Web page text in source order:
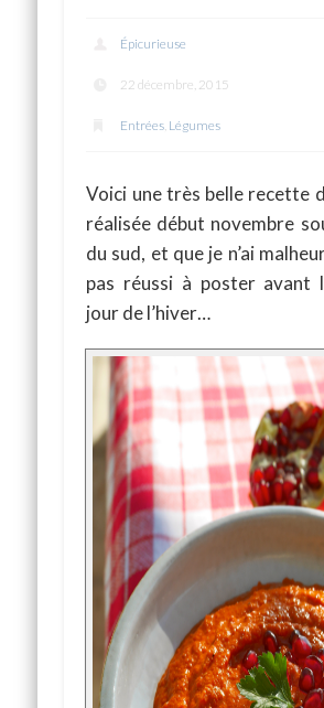
Épicurieuse
22 décembre, 2015
Entrées, Légumes
Voici une très belle recette
réalisée début novembre
du sud, et que je n’ai
pas réussi à poster avant
jour de l’hiver…